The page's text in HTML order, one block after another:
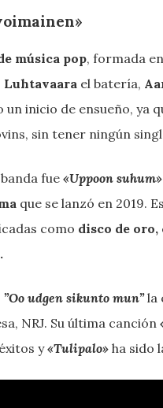
música pop, formada en
el batería,
un inicio de ensueño, ya
sin tener ningún
fue «Uppoon suhum»
que se lanzó en 2019.
como disco de oro,
”Oo udgen sikunto mun”la
NRJ. Su última canción
y«Tulipalo» ha sido